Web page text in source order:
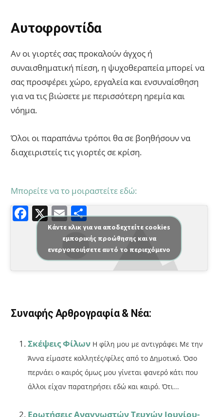
Αυτοφροντίδα
Αν οι γιορτές σας προκαλούν άγχος ή
συναισθηματική πίεση, η ψυχοθεραπεία μπορεί να
σας προσφέρει χώρο, εργαλεία και ενσυναίσθηση
για να τις βιώσετε με περισσότερη ηρεμία και
νόημα.
Όλοι οι παραπάνω τρόποι θα σε βοηθήσουν να
διαχειριστείς τις γιορτές σε κρίση.
Μπορείτε να το μοιραστείτε εδώ:
F
a
e
b
o
k
X E
m
ai
l
Μ
οι
ρ
α
σ
ίτ
ε
Κάντε κλικ για να αποδεχτείτε cookies
εμπορικής προώθησης και να
ενεργοποιήσετε αυτό το περιεχόμενο
Συναφής Αρθρογραφία & Νέα:
Σκέψεις Φίλων Η φίλη μου με αντιγράφει Με την
Άννα είμαστε κολλητές/φίλες από το Δημοτικό. Όσο
περνάει ο καιρός όμως μου γίνεται φανερό κάτι που
άλλοι είχαν παρατηρήσει εδώ και καιρό. Ότι...
Ερωτήσεις Αναγνωστών Τευχών Ιουνίου-